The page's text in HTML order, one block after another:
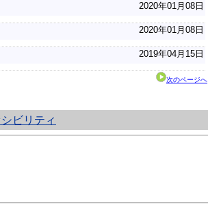
2020年01月08日
2020年01月08日
2019年04月15日
次のページへ
ビリティ